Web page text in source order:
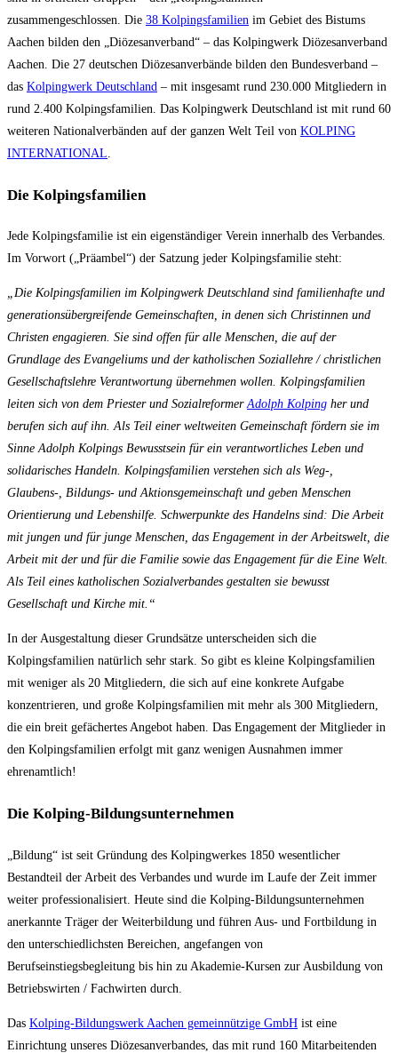
zusammengeschlossen. Die 38 Kolpingsfamilien im Gebiet des Bistums
Aachen bilden den „Diözesanverband“ – das Kolpingwerk Diözesanverband
Aachen. Die 27 deutschen Diözesanverbände bilden den Bundesverband –
das Kolpingwerk Deutschland – mit insgesamt rund 230.000 Mitgliedern in
rund 2.400 Kolpingsfamilien. Das Kolpingwerk Deutschland ist mit rund 60
weiteren Nationalverbänden auf der ganzen Welt Teil von KOLPING
INTERNATIONAL.
Die Kolpingsfamilien
Jede Kolpingsfamilie ist ein eigenständiger Verein innerhalb des Verbandes.
Im Vorwort („Präambel“) der Satzung jeder Kolpingsfamilie steht:
„Die Kolpingsfamilien im Kolpingwerk Deutschland sind familienhafte und
generationsübergreifende Gemeinschaften, in denen sich Christinnen und
Christen engagieren. Sie sind offen für alle Menschen, die auf der
Grundlage des Evangeliums und der katholischen Soziallehre / christlichen
Gesellschaftslehre Verantwortung übernehmen wollen. Kolpingsfamilien
leiten sich von dem Priester und SozialreformerAdolph Kolping her und
berufen sich auf ihn. Als Teil einer weltweiten Gemeinschaft fördern sie im
Sinne Adolph Kolpings Bewusstsein für ein verantwortliches Leben und
solidarisches Handeln. Kolpingsfamilien verstehen sich als Weg-,
Glaubens-, Bildungs- und Aktionsgemeinschaft und geben Menschen
Orientierung und Lebenshilfe. Schwerpunkte des Handelns sind: Die Arbeit
mit jungen und für junge Menschen, das Engagement in der Arbeitswelt, die
Arbeit mit der und für die Familie sowie das Engagement für die Eine Welt.
Als Teil eines katholischen Sozialverbandes gestalten sie bewusst
Gesellschaft und Kirche mit.“
In der Ausgestaltung dieser Grundsätze unterscheiden sich die
Kolpingsfamilien natürlich sehr stark. So gibt es kleine Kolpingsfamilien
mit weniger als 20 Mitgliedern, die sich auf eine konkrete Aufgabe
konzentrieren, und große Kolpingsfamilien mit mehr als 300 Mitgliedern,
die ein breit gefächertes Angebot haben. Das Engagement der Mitglieder in
den Kolpingsfamilien erfolgt mit ganz wenigen Ausnahmen immer
ehrenamtlich!
Die Kolping-Bildungsunternehmen
„Bildung“ ist seit Gründung des Kolpingwerkes 1850 wesentlicher
Bestandteil der Arbeit des Verbandes und wurde im Laufe der Zeit immer
weiter professionalisiert. Heute sind die Kolping-Bildungsunternehmen
anerkannte Träger der Weiterbildung und führen Aus- und Fortbildung in
den unterschiedlichsten Bereichen, angefangen von
Berufseinstiegsbegleitung bis hin zu Akademie-Kursen zur Ausbildung von
Betriebswirten / Fachwirten durch.
Das Kolping-Bildungswerk Aachen gemeinnützige GmbH ist eine
Einrichtung unseres Diözesanverbandes, das mit rund 160 Mitarbeitenden